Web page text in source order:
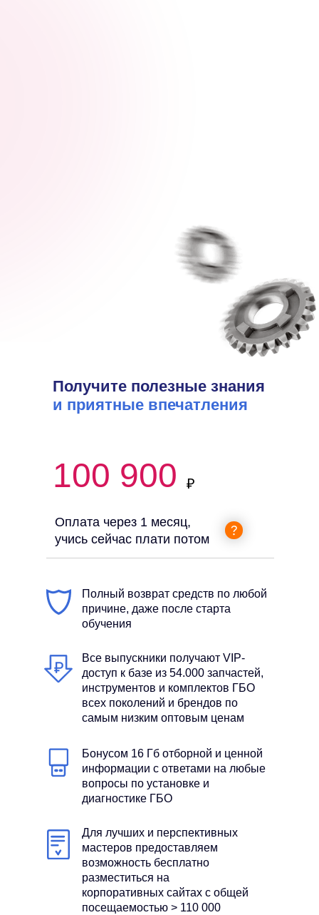
Получите полезные знания
и приятные впечатления
Оплата через 1 месяц,
учись сейчас плати потом
100 900
Полный возврат средств по любой
причине, даже после старта
обучения
Все выпускники получают VIP-
доступ к базе из 54.000 запчастей,
инструментов и комплектов ГБО
всех поколений и брендов по
самым низким оптовым ценам
Бонусом 16 Гб отборной и ценной
информации с ответами на любые
вопросы по установке и
диагностике ГБО
Для лучших и перспективных
мастеров предоставляем
возможность бесплатно
разместиться на
корпоративных сайтах с общей
посещаемостью > 110 000
₽